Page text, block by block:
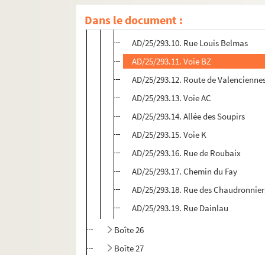
Dans le document :
AD/25/293.8. Allée Saint-Roch
AD/25/293.9. Voie L
AD/25/293.10. Rue Louis Belmas
AD/25/293.11. Voie BZ
AD/25/293.12. Route de
AD/25/293.13. Voie AC
AD/25/293.14. Allée des Soupirs
AD/25/293.15. Voie K
AD/25/293.16. Rue de Roubaix
AD/25/293.17. Chemin du Fay
AD/25/293.18. Rue des
AD/25/293.19. Rue Dainlau
Boîte 26
Boîte 27